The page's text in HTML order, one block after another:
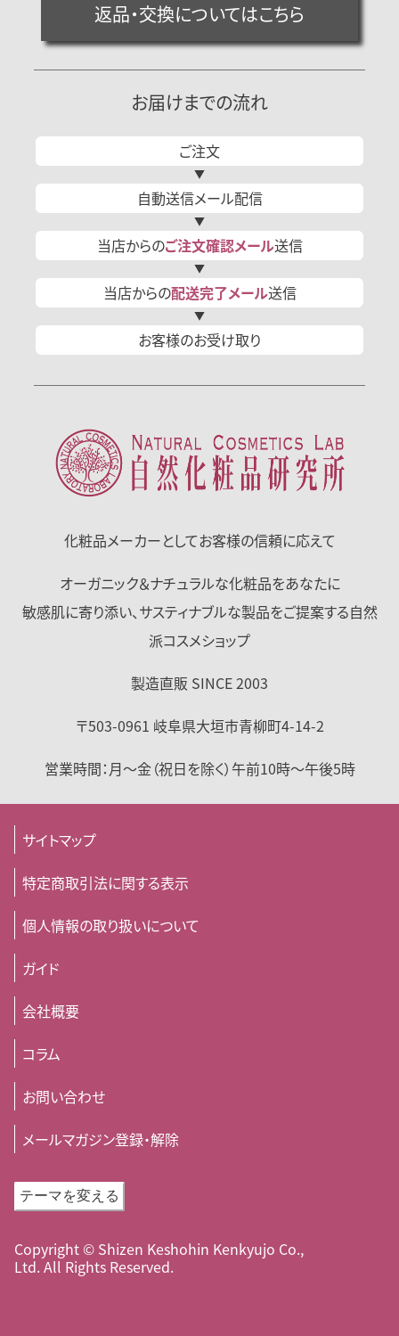
返品・交換についてはこちら
お届けまでの流れ
ご注文
自動送信メール配信
当店からのご注文確認メール送信
当店からの配送完了メール送信
お客様のお受け取り
化粧品メーカーとしてお客様の信頼に応えて
オーガニック＆ナチュラルな化粧品をあなたに
敏感肌に寄り添い、サスティナブルな製品をご提案する自然
派コスメショップ
製造直販 SINCE 2003
〒503-0961 岐阜県大垣市青柳町4-14-2
営業時間： 月～金（祝日を除く）午前10時～午後5時
サイトマップ
特定商取引法に関する表示
個人情報の取り扱いについて
ガイド
会社概要
コラム
お問い合わせ
メールマガジン登録・解除
テーマを変える
Copyright © Shizen Keshohin Kenkyujo Co.,
Ltd. All Rights Reserved.